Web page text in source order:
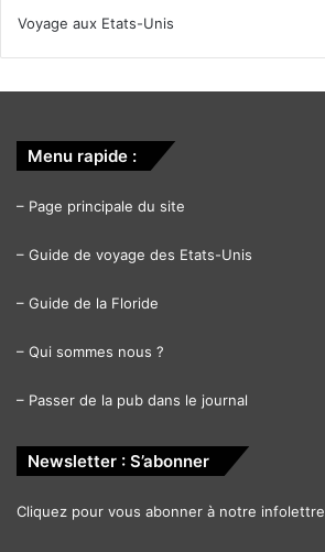
Voyage aux Etats-Unis
Menu rapide :
– Page principale du site
– Guide de voyage des Etats-Unis
– Guide de la Floride
– Qui sommes nous ?
– Passer de la pub dans le journal
Newsletter : S’abonner
Cliquez pour vous abonner à notre infolettre